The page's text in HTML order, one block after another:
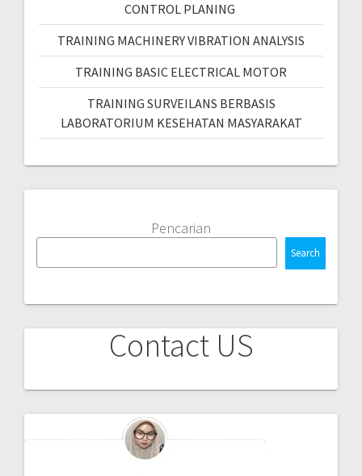
CONTROL PLANING
TRAINING MACHINERY VIBRATION ANALYSIS
TRAINING BASIC ELECTRICAL MOTOR
TRAINING SURVEILANS BERBASIS
LABORATORIUM KESEHATAN MASYARAKAT
Pencarian
Search
Contact US